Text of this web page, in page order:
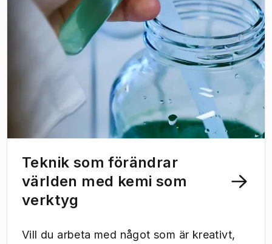
Teknik som förändrar
världen med kemi som
verktyg
Vill du arbeta med något som är kreativt,